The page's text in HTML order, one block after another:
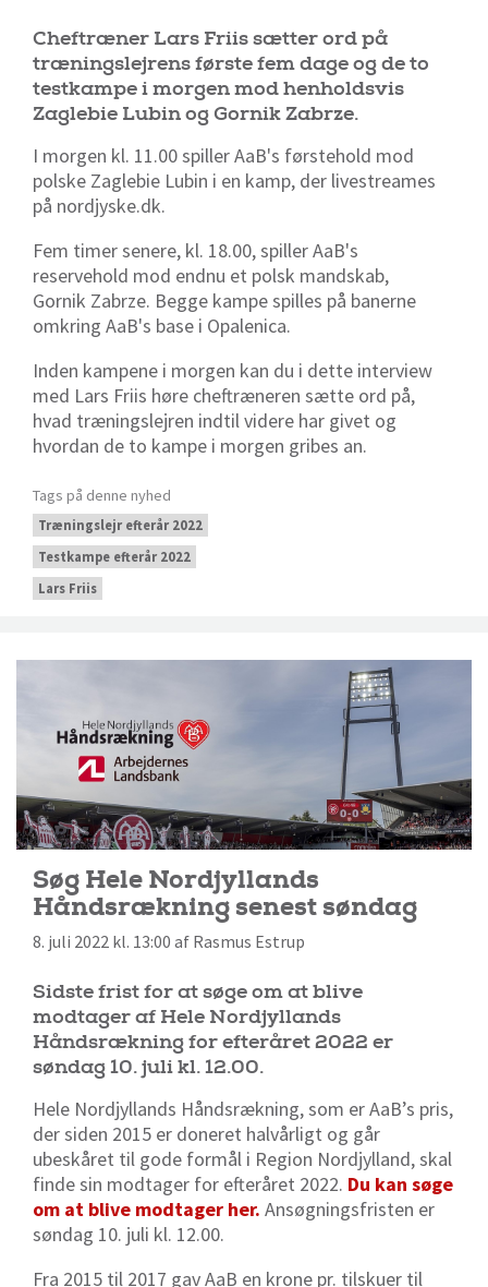
Cheftræner Lars Friis sætter ord på
træningslejrens første fem dage og de to
testkampe i morgen mod henholdsvis
Zaglebie Lubin og Gornik Zabrze.
I morgen kl. 11.00 spiller AaB's førstehold mod
polske Zaglebie Lubin i en kamp, der livestreames
på nordjyske.dk.
Fem timer senere, kl. 18.00, spiller AaB's
reservehold mod endnu et polsk mandskab,
Gornik Zabrze. Begge kampe spilles på banerne
omkring AaB's base i Opalenica.
Inden kampene i morgen kan du i dette interview
med Lars Friis høre cheftræneren sætte ord på,
hvad træningslejren indtil videre har givet og
hvordan de to kampe i morgen gribes an.
Tags på denne nyhed
Træningslejr efterår 2022
Testkampe efterår 2022
Lars Friis
Søg Hele Nordjyllands
Håndsrækning senest søndag
8. juli 2022 kl. 13:00 af Rasmus Estrup
Sidste frist for at søge om at blive
modtager af Hele Nordjyllands
Håndsrækning for efteråret 2022 er
søndag 10. juli kl. 12.00.
Hele Nordjyllands Håndsrækning, som er AaB’s pris,
der siden 2015 er doneret halvårligt og går
ubeskåret til gode formål i Region Nordjylland, skal
finde sin modtager for efteråret 2022. Du kan søge
om at blive modtager her. Ansøgningsfristen er
søndag 10. juli kl. 12.00.
Fra 2015 til 2017 gav AaB en krone pr. tilskuer til